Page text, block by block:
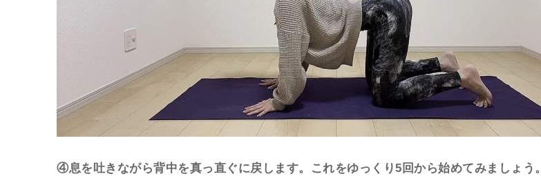
④息を吐きながら背中を真っ直ぐに戻します。これをゆっくり5回から始めてみましょう。